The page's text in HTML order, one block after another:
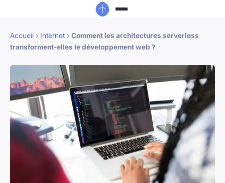
Accueil › Internet › Comment les architectures serverless
transforment-elles le développement web ?